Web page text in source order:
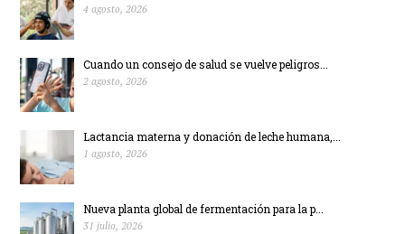
4 agosto, 2026
Cuando un consejo de salud se vuelve peligros...
2 agosto, 2026
Lactancia materna y donación de leche humana,...
1 agosto, 2026
Nueva planta global de fermentación para la p...
31 julio, 2026